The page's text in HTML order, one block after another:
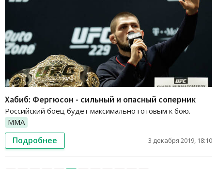
Хабиб: Фергюсон - сильный и опасный соперник
Российский боец будет максимально готовым к бою.
ММА
Подробнее 3 декабря 2019, 18:10